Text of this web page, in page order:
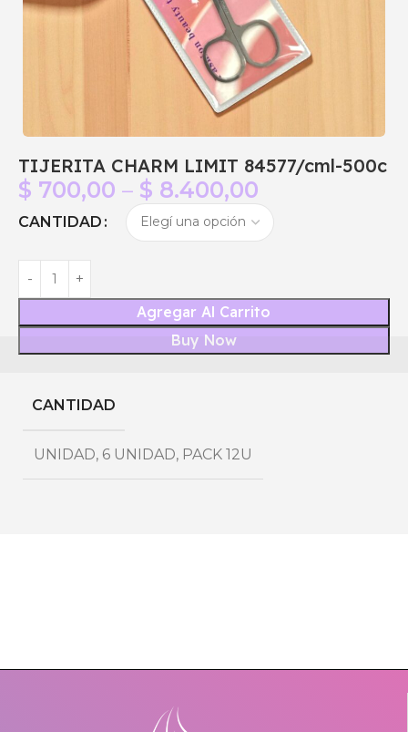
TIJERITA CHARM LIMIT 84577/cml-500c
$ 700,00 – $ 8.400,00
CANTIDAD
Agregar Al Carrito
Buy Now
CANTIDAD
UNIDAD, 6 UNIDAD, PACK 12U